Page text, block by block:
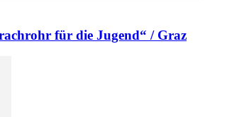
für die Jugend“ / Graz